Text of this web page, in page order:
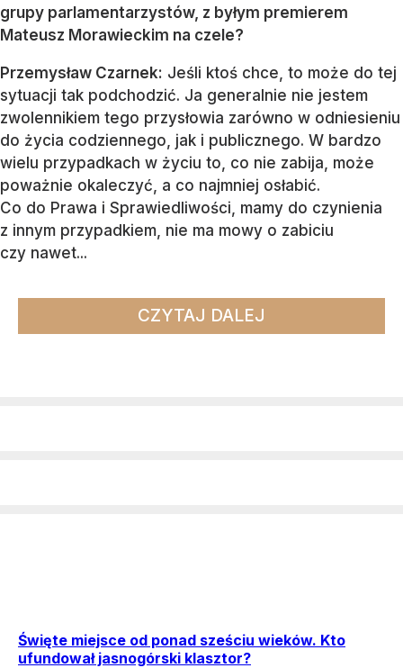
grupy parlamentarzystów, z byłym premierem
Mateusz Morawieckim na czele?
Przemysław Czarnek: Jeśli ktoś chce, to może do tej
sytuacji tak podchodzić. Ja generalnie nie jestem
zwolennikiem tego przysłowia zarówno w odniesieniu
do życia codziennego, jak i publicznego. W bardzo
wielu przypadkach w życiu to, co nie zabija, może
poważnie okaleczyć, a co najmniej osłabić.
Co do Prawa i Sprawiedliwości, mamy do czynienia
z innym przypadkiem, nie ma mowy o zabiciu
czy nawet...
CZYTAJ DALEJ
Święte miejsce od ponad sześciu wieków. Kto
ufundował jasnogórski klasztor?